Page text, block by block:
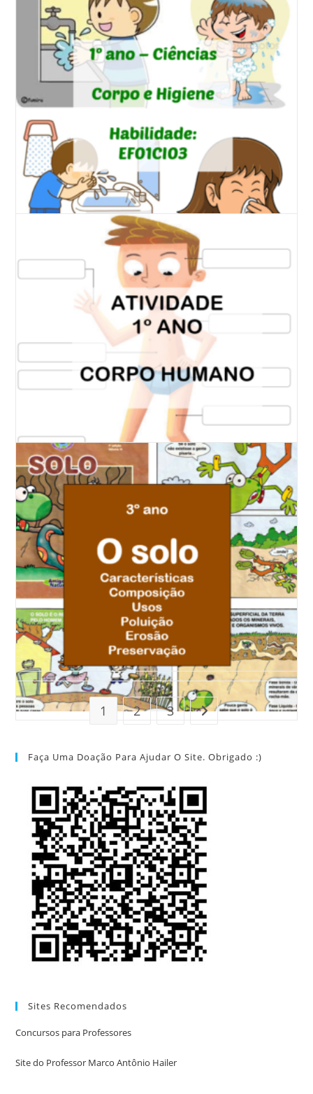
1 2 3 Ir para a próxima
Faça Uma Doação Para Ajudar O Site. Obrigado :)
Sites Recomendados
Concursos para Professores
Site do Professor Marco Antônio Hailer